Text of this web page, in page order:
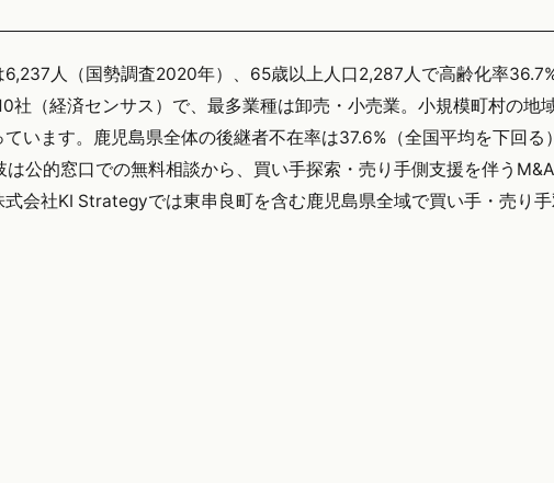
人（国勢調査2020年）、65歳以上人口2,287人で高齢化率
社（経済センサス）で、最多業種は卸売・小売業。小規模町村の地
います。鹿児島県全体の後継者不在率は37.6%（全国平均を下回
公的窓口での無料相談から、買い手探索・売り手側支援を伴う
会社KI Strategyでは東串良町を含む鹿児島県全域で買い手・売り